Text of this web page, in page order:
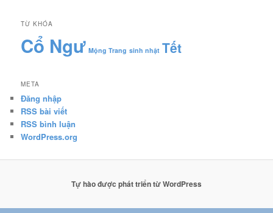
TỪ KHÓA
Cổ Ngư Mộng Trang sinh nhật Tết
META
Đăng nhập
RSS bài viết
RSS bình luận
WordPress.org
Tự hào được phát triển từ WordPress